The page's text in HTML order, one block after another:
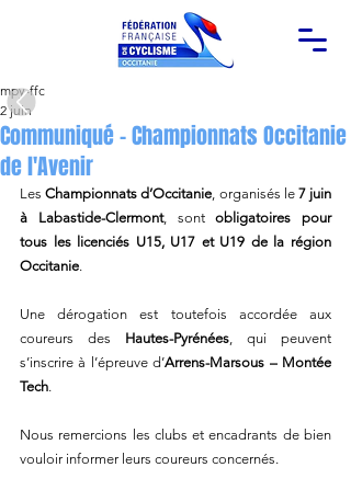
Communiqué - Championnats Occitanie
de l'Avenir
mpy-ffc
2 juin
Les Championnats d’Occitanie, organisés le 7 juin
à Labastide-Clermont, sont obligatoires pour
tous les licenciés U15, U17 et U19 de la région
Occitanie.
Une dérogation est toutefois accordée aux
coureurs des Hautes-Pyrénées, qui peuvent
s’inscrire à l’épreuve d’Arrens-Marsous – Montée
Tech.
Nous remercions les clubs et encadrants de bien
vouloir informer leurs coureurs concernés.